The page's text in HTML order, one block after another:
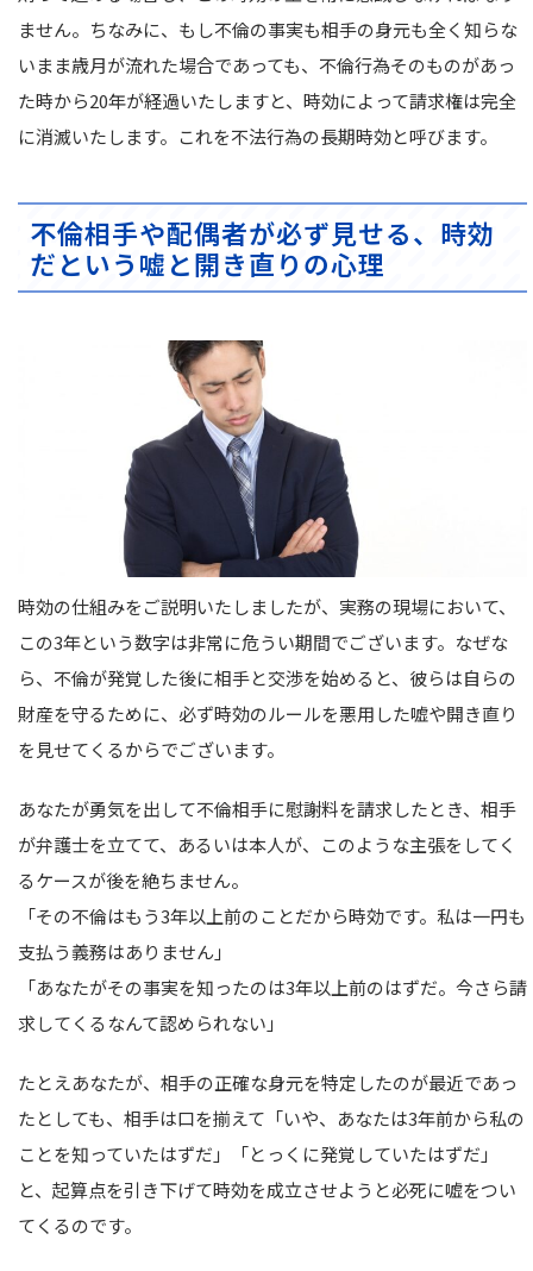
ません。ちなみに、もし不倫の事実も相手の身元も全く知らな
いまま歳月が流れた場合であっても、不倫行為そのものがあっ
た時から20年が経過いたしますと、時効によって請求権は完全
に消滅いたします。これを不法行為の長期時効と呼びます。
不倫相手や配偶者が必ず見せる、時効
だという嘘と開き直りの心理
時効の仕組みをご説明いたしましたが、実務の現場において、
この3年という数字は非常に危うい期間でございます。なぜな
ら、不倫が発覚した後に相手と交渉を始めると、彼らは自らの
財産を守るために、必ず時効のルールを悪用した嘘や開き直り
を見せてくるからでございます。
あなたが勇気を出して不倫相手に慰謝料を請求したとき、相手
が弁護士を立てて、あるいは本人が、このような主張をしてく
るケースが後を絶ちません。
「その不倫はもう3年以上前のことだから時効です。私は一円も
支払う義務はありません」
「あなたがその事実を知ったのは3年以上前のはずだ。今さら請
求してくるなんて認められない」
たとえあなたが、相手の正確な身元を特定したのが最近であっ
たとしても、相手は口を揃えて「いや、あなたは3年前から私の
ことを知っていたはずだ」「とっくに発覚していたはずだ」
と、起算点を引き下げて時効を成立させようと必死に嘘をつい
てくるのです。